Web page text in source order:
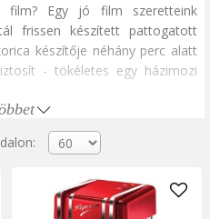
Egy jó film szeretteink
frissen készített pattogatott
készítője néhány perc alatt
- tökéletes egy házimozi
kukorica a
gépével
is elkészítheted magad, 100%-
A forrólevegős